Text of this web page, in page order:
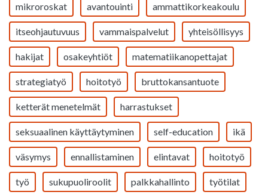
mikroroskat avantouinti ammattikorkeakoulu
itseohjautuvuus vammaispalvelut yhteisöllisyys
hakijat osakeyhtiöt matematiikanopettajat
strategiatyö hoitotyö bruttokansantuote
ketterät menetelmät harrastukset
seksuaalinen käyttäytyminen self-education ikä
väsymys ennallistaminen elintavat hoitotyö
työ sukupuoliroolit palkkahallinto työtilat